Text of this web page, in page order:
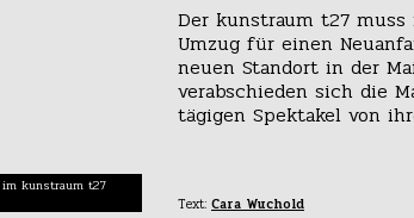
im kunstraum t27
Der kunstraum t27
Umzug für einen
neuen Standort in der
verabschieden sich die
tägigen Spektakel von
Text: Cara Wuchold